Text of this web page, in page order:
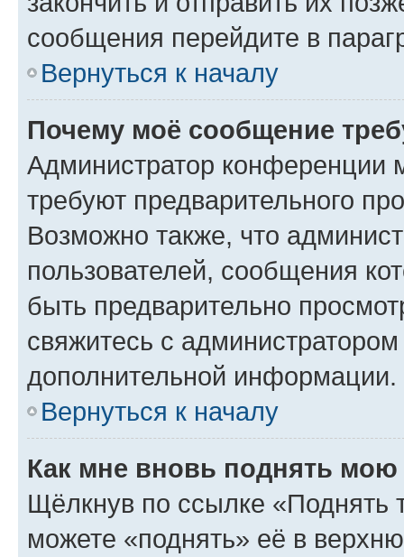
сообщения перейдите в
Вернуться к началу
Почему моё сообщение
Администратор конференции
требуют предварительного
Возможно также, что
пользователей, сообщения
быть предварительно
свяжитесь с
дополнительной информации.
Вернуться к началу
Как мне вновь поднять мою
Щёлкнув по ссылке «Поднять
можете «поднять» её в